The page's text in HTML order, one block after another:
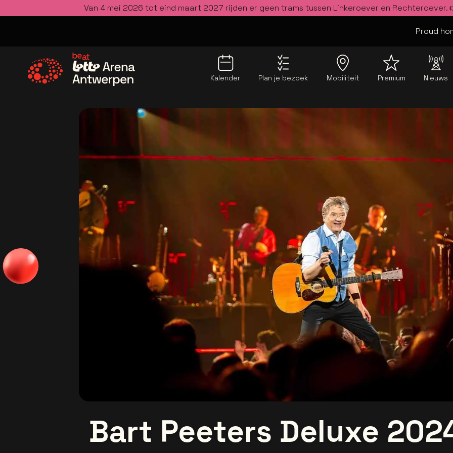
Van 4 mei 2026 tot eind maart 2027 rijden er geen trams tussen Linkeroever en Rechteroever.
Proud
Kalender Plan je bezoek Mobiliteit Premium Nieuws
Bart Peeters Deluxe